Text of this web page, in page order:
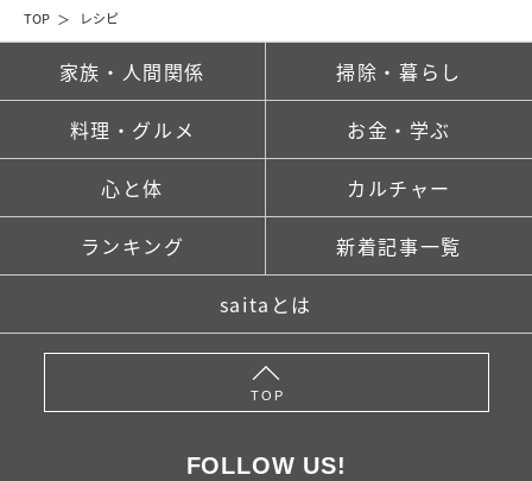
TOP レシピ
家族・人間関係 掃除・暮らし
料理・グルメ お金・学ぶ
心と体 カルチャー
ランキング 新着記事一覧
saitaとは
TOP
FOLLOW US!